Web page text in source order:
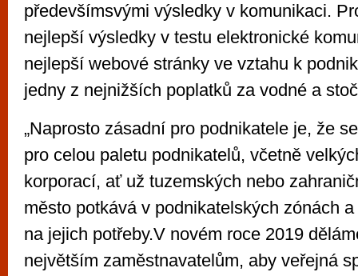
předevšímsvými výsledky v komunikaci.
nejlepší výsledky v testu elektronické
nejlepší webové stránky ve vztahu k
jedny z nejnižších poplatků za vodné a
„Naprosto zásadní pro podnikatele je, že
pro celou paletu podnikatelů, včetně
korporací, ať už tuzemských nebo
město potkává v podnikatelských zónách
na jejich potřeby.V novém roce 2019
největším zaměstnavatelům, aby veřejná